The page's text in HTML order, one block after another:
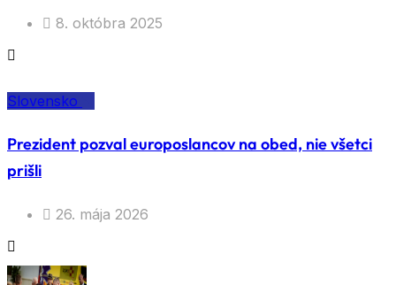
8. októbra 2025
Slovensko
Prezident pozval europoslancov na obed, nie všetci
prišli
26. mája 2026